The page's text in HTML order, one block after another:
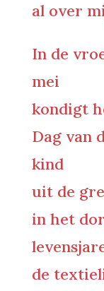
al over
In de
mei
kondigt
Dag van
kind
uit de
in het
de